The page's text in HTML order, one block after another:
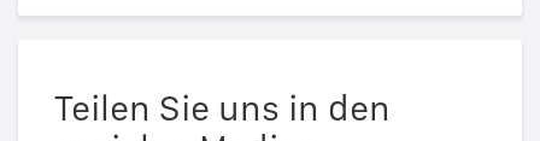
Teilen Sie uns in den